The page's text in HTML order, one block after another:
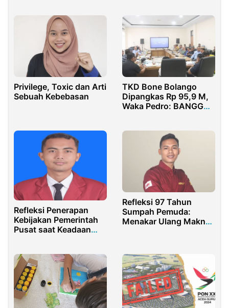
Privilege, Toxic dan Arti
Sebuah Kebebasan
TKD Bone Bolango
Dipangkas Rp 95,9 M,
Waka Pedro: BANGGAR
Refleksi Penerapan
Kebijakan Pemerintah
Pusat saat Keadaan
Refleksi 97 Tahun
Sumpah Pemuda:
Menakar Ulang Makna